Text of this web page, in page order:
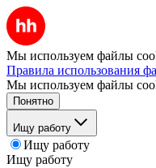
Мы используем файлы
Правила использования
Мы используем файлы
Понятно
Ищу работу
Ищу работу
Ищу работу